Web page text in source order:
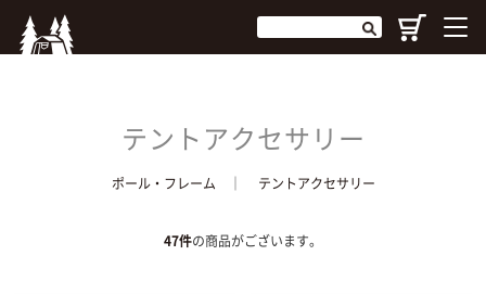
テントアクセサリー
ポール・フレーム │ テントアクセサリー
47件の商品がございます。